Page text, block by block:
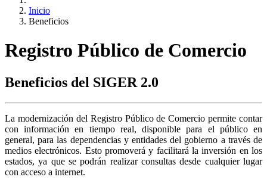
Inicio
Beneficios
Registro Público de Comercio
Beneficios del SIGER 2.0
La modernización del Registro Público de Comercio permite contar
con información en tiempo real, disponible para el público en
general, para las dependencias y entidades del gobierno a través de
medios electrónicos. Esto promoverá y facilitará la inversión en los
estados, ya que se podrán realizar consultas desde cualquier lugar
con acceso a internet.